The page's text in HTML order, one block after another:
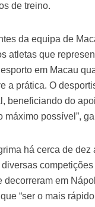
de treino.
da equipa de
atletas que
em Macau
a prática. O
beneficiando do
possível”,
há cerca de
em
“ser o mais